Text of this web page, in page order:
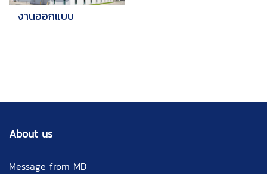
งานออกแบบ
About us
Message from MD